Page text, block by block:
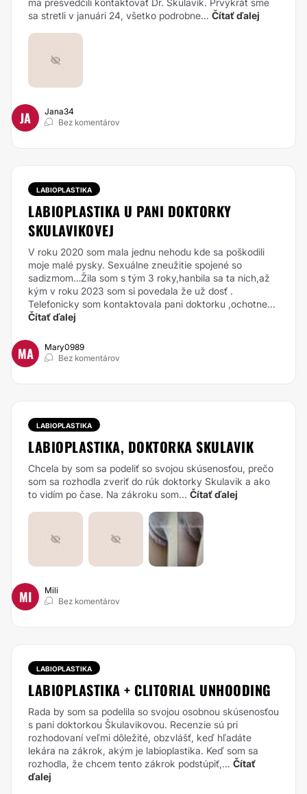
ma presvedčili kontaktovať Dr. Škulavík. Prvýkrát sme
sa stretli v januári 24, všetko podrobne... Čítať ďalej
JA
Jana34
Bez komentárov
LABIOPLASTIKA
LABIOPLASTIKA U PANI DOKTORKY
SKULAVIKOVEJ
V roku 2020 som mala jednu nehodu kde sa poškodili
moje malé pysky. Sexuálne zneužitie spojené so
sadizmom…Žila som s tým 3 roky,hanbila sa ta nich,až
kým v roku 2023 som si povedala že už dosť .
Telefonicky som kontaktovala pani doktorku ,ochotne...
Čítať ďalej
MA
Mary0989
Bez komentárov
LABIOPLASTIKA
LABIOPLASTIKA, DOKTORKA SKULAVIK
Chcela by som sa podeliť so svojou skúsenosťou, prečo
som sa rozhodla zveriť do rúk doktorky Skulavik a ako
to vidím po čase. Na zákroku som... Čítať ďalej
MI
Mili
Bez komentárov
LABIOPLASTIKA
LABIOPLASTIKA + CLITORIAL UNHOODING
Rada by som sa podelila so svojou osobnou skúsenosťou
s pani doktorkou Škulavikovou. Recenzie sú pri
rozhodovaní veľmi dôležité, obzvlášť, keď hľadáte
lekára na zákrok, akým je labioplastika. Keď som sa
rozhodla, že chcem tento zákrok podstúpiť,... Čítať
ďalej